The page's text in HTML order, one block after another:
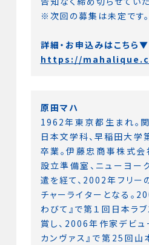
※次回の募集は未定です。
詳細・お申込みはこちら▼
https://
原田マハ
1962年東京都生まれ。
日本文学科、早稲田大学
卒業。伊藤忠商事株式会
設立準備室、ニューヨー
遣を経て、2002年フリー
チャーライターとなる。
わびて』で第１回日本ラ
賞し、2006年作家デビュ
カンヴァス』で第25回山